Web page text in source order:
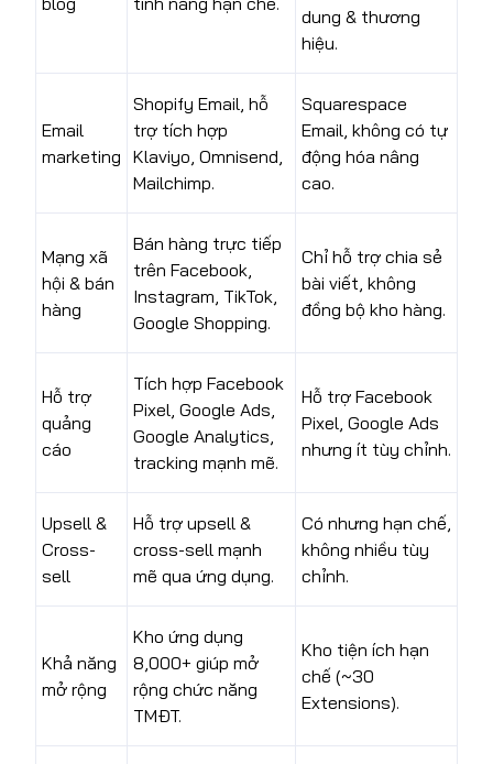
dung & thương
hiệu.
Email
marketing
Shopify Email, hỗ
trợ tích hợp
Klaviyo, Omnisend,
Mailchimp.
Squarespace
Email, không có tự
động hóa nâng
cao.
Mạng xã
hội & bán
hàng
Bán hàng trực tiếp
trên Facebook,
Instagram, TikTok,
Google Shopping.
Chỉ hỗ trợ chia sẻ
bài viết, không
đồng bộ kho hàng.
Hỗ trợ
quảng
cáo
Tích hợp Facebook
Pixel, Google Ads,
Google Analytics,
tracking mạnh mẽ.
Hỗ trợ Facebook
Pixel, Google Ads
nhưng ít tùy chỉnh.
Upsell &
Cross-
sell
Hỗ trợ upsell &
cross-sell mạnh
mẽ qua ứng dụng.
Có nhưng hạn chế,
không nhiều tùy
chỉnh.
Khả năng
mở rộng
Kho ứng dụng
8,000+ giúp mở
rộng chức năng
TMĐT.
Kho tiện ích hạn
chế (~30
Extensions).